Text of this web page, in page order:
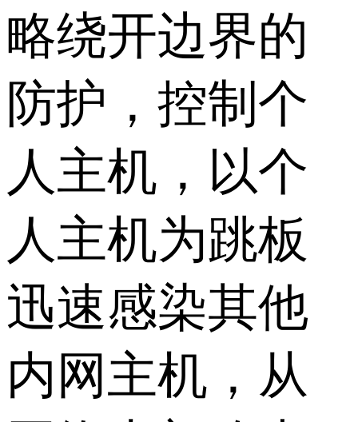
略绕开边界的
防护，控制个
人主机，以个
人主机为跳板
迅速感染其他
内网主机，从